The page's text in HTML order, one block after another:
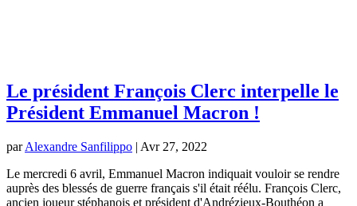
Le président François Clerc interpelle le
Président Emmanuel Macron !
parAlexandre Sanfilippo | Avr 27, 2022
Le mercredi 6 avril, Emmanuel Macron indiquait vouloir se rendre
auprès des blessés de guerre français s'il était réélu. François Clerc,
ancien joueur stéphanois et président d'Andrézieux-Bouthéon a